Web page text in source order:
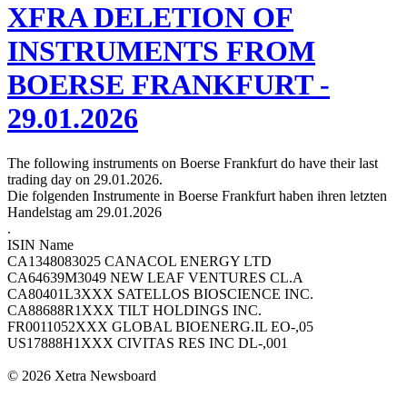
XFRA DELETION OF
INSTRUMENTS FROM
BOERSE FRANKFURT -
29.01.2026
The following instruments on Boerse Frankfurt do have their last
trading day on 29.01.2026.
Die folgenden Instrumente in Boerse Frankfurt haben ihren letzten
Handelstag am 29.01.2026
.
ISIN Name
CA1348083025 CANACOL ENERGY LTD
CA64639M3049 NEW LEAF VENTURES CL.A
CA80401L3XXX SATELLOS BIOSCIENCE INC.
CA88688R1XXX TILT HOLDINGS INC.
FR0011052XXX GLOBAL BIOENERG.IL EO-,05
US17888H1XXX CIVITAS RES INC DL-,001
© 2026 Xetra Newsboard